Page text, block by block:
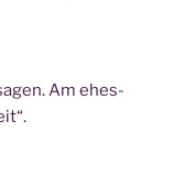
Am ehes­